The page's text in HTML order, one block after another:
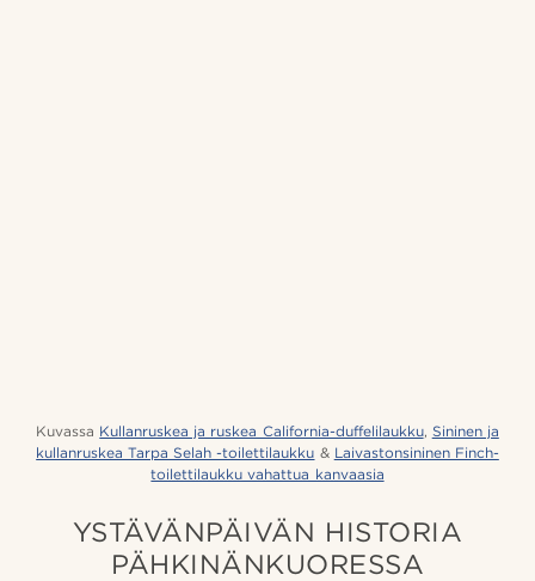
Kuvassa Kullanruskea ja ruskea California-duffelilaukku, Sininen ja
kullanruskea Tarpa Selah -toilettilaukku & Laivastonsininen Finch-
toilettilaukku vahattua kanvaasia
YSTÄVÄNPÄIVÄN HISTORIA
PÄHKINÄNKUORESSA